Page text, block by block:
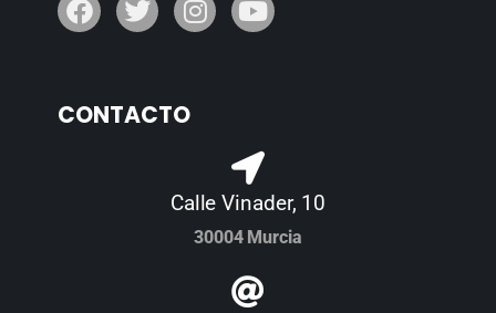
CONTACTO
Calle Vinader, 10
30004 Murcia